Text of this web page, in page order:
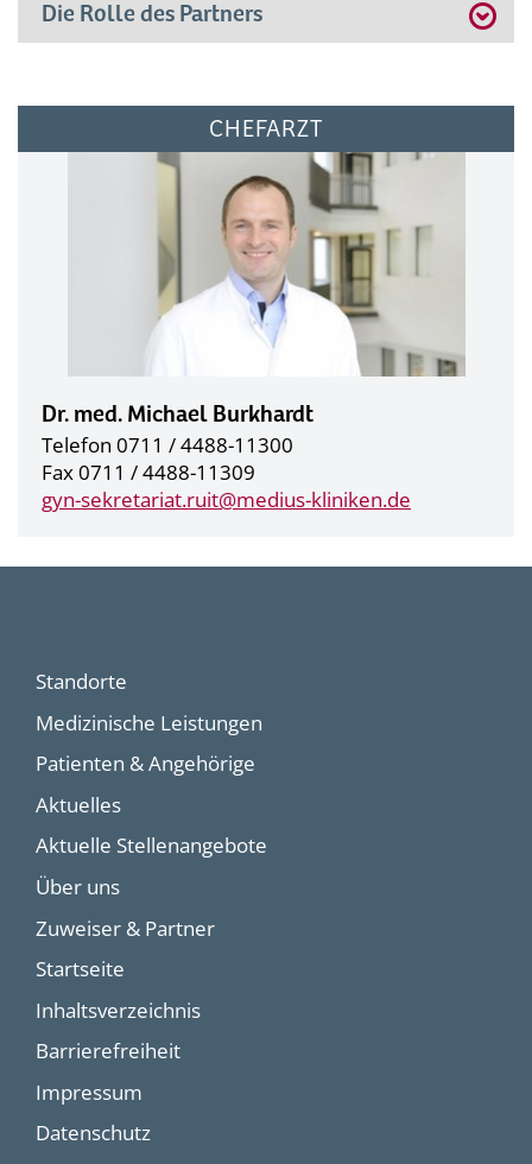
Die Rolle des Partners
CHEFARZT
Dr. med. Michael Burkhardt
Telefon 0711 / 4488-11300
Fax 0711 / 4488-11309
gyn-sekretariat.ruit@medius-kliniken.de
Standorte
Medizinische Leistungen
Patienten & Angehörige
Aktuelles
Aktuelle Stellenangebote
Über uns
Zuweiser & Partner
Startseite
Inhaltsverzeichnis
Barrierefreiheit
Impressum
Datenschutz